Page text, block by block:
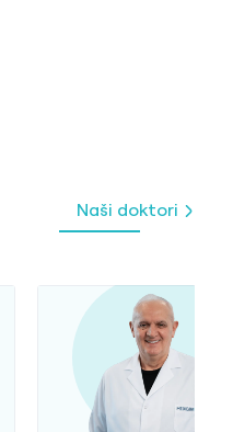
Naši doktori